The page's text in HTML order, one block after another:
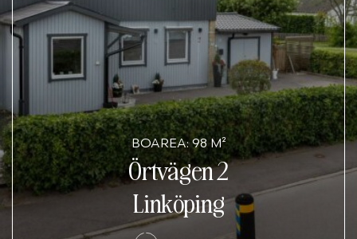
BOAREA: 98 M²
Örtvägen 2
Linköping